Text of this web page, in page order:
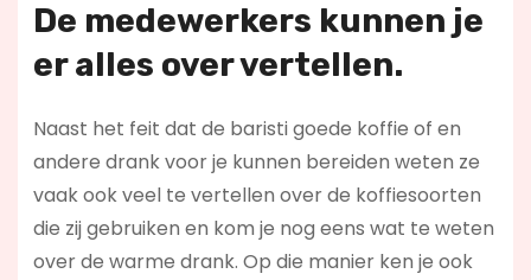
De medewerkers kunnen je
er alles over vertellen.
Naast het feit dat de baristi goede koffie of en
andere drank voor je kunnen bereiden weten ze
vaak ook veel te vertellen over de koffiesoorten
die zij gebruiken en kom je nog eens wat te weten
over de warme drank. Op die manier ken je ook